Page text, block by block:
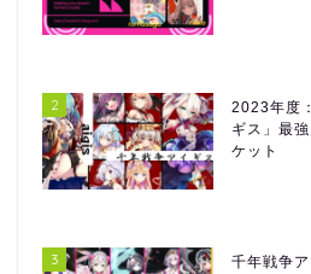
2
2023年度
ギス」最
ケット
3
千年戦争